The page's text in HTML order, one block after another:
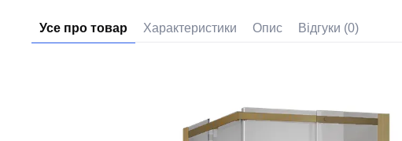
Усе про товар Характеристики Опис Відгуки (0)